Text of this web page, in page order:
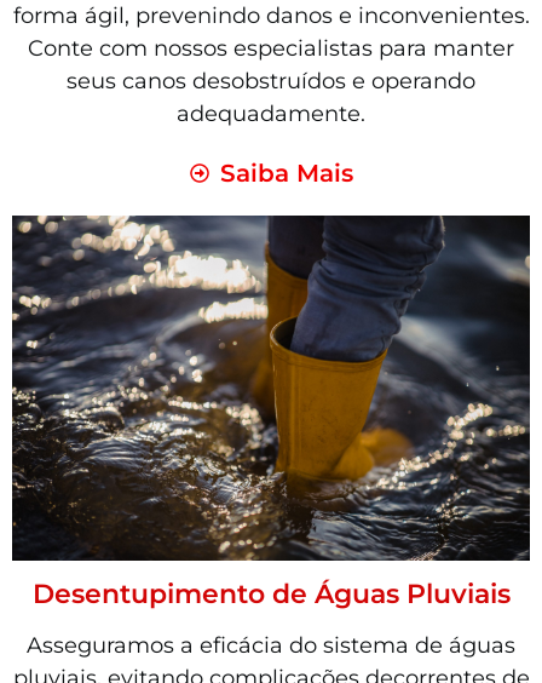
forma ágil, prevenindo danos e inconvenientes.
Conte com nossos especialistas para manter
seus canos desobstruídos e operando
adequadamente.
Saiba Mais
Desentupimento de Águas Pluviais
Asseguramos a eficácia do sistema de águas